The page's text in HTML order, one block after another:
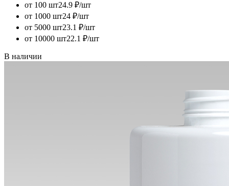
от 100 шт24.9 ₽/шт
от 1000 шт24 ₽/шт
от 5000 шт23.1 ₽/шт
от 10000 шт22.1 ₽/шт
В наличии